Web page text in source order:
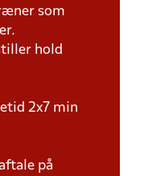
som
hold
2x7 min
på